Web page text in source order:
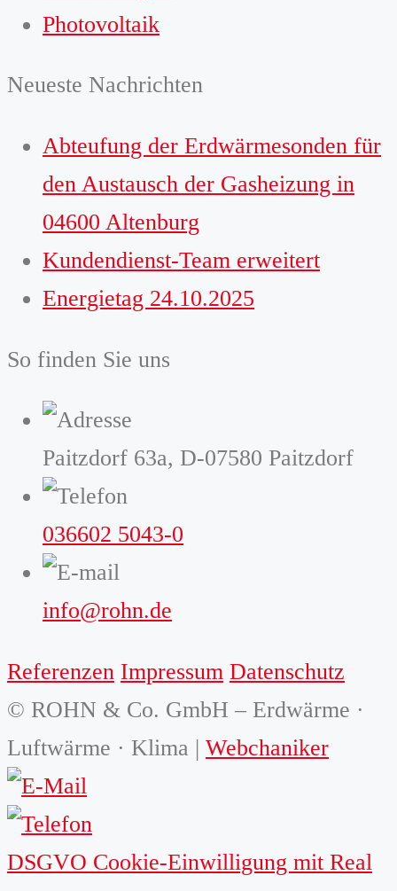
Photovoltaik
Neueste Nachrichten
Abteufung der Erdwärmesonden für
den Austausch der Gasheizung in
04600 Altenburg
Kundendienst-Team erweitert
Energietag 24.10.2025
So finden Sie uns
Paitzdorf 63a, D-07580 Paitzdorf
036602 5043-0
info@rohn.de
Referenzen Impressum Datenschutz
© ROHN & Co. GmbH – Erdwärme ·
Luftwärme · Klima | Webchaniker
DSGVO Cookie-Einwilligung mit Real